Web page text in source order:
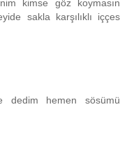
kimse göz koymasın
sakla karşılıklı iççes
dedim hemen sösümü